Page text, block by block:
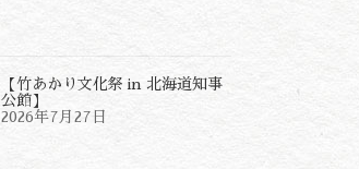
【竹あかり文化祭 in 北海道知事
公館】
2026年7月27日